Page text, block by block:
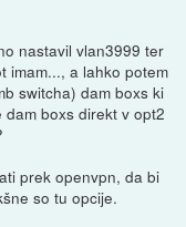
nastavil vlan3999 ter
imam..., a lahko potem
switcha) dam boxs ki
boxs direkt v opt2
prek openvpn, da bi
so tu opcije.